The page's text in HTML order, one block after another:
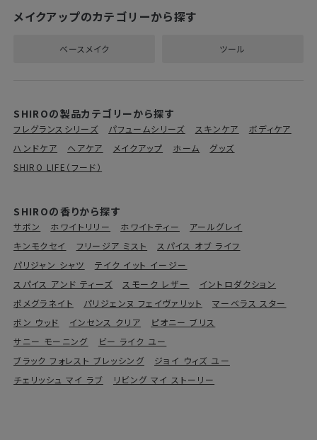
メイクアップのカテゴリーから探す
ベースメイク ツール
SHIROの製品カテゴリーから探す
フレグランスシリーズ パフュームシリーズ スキンケア
ボディケア
ハンドケア
ヘアケア メイクアップ ホーム
グッズ
SHIRO LIFE（フード）
SHIROの香りから探す
サボン ホワイトリリー ホワイトティー
アールグレイ
キンモクセイ
フリージア ミスト
スパイス オブ ライフ
パリジャン シャツ
テイク イット イージー
スパイス アンド ティーズ
スモーク レザー
イントロダクション
ポメグラネイト
パリジェンヌ フェイヴァリット
マーベラス スター
ボン ウッド
インセンス クリア
ピオニー ブリス
サニー モーニング
ビー ライク ユー
ブラック フォレスト ブレッシング
ジョイ ウィズ ユー
チェリッシュ マイ ラブ
リビング マイ ストーリー